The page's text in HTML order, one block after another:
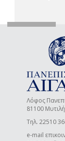
Λόφος
81100
Τηλ. 22510
e-mail